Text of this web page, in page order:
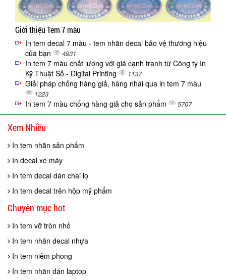
Giới thiệu Tem 7 màu
In tem decal 7 màu - tem nhãn decal bảo vệ thương hiệu
của bạn
4931
In tem 7 màu chất lượng với giá cạnh tranh từ Công ty In
Kỹ Thuật Số - Digital Printing
1137
Giải pháp chống hàng giả, hàng nhái qua in tem 7 màu
1223
In tem 7 màu chống hàng giả cho sản phẩm 5707
Xem Nhiều
In tem nhãn sản phẩm
In decal xe máy
In tem decal dán chai lọ
In tem decal trên hộp mỹ phẩm
Chuyên mục hot
In tem vỡ tròn nhỏ
In tem nhãn decal nhựa
In tem niêm phong
In tem nhãn dán laptop